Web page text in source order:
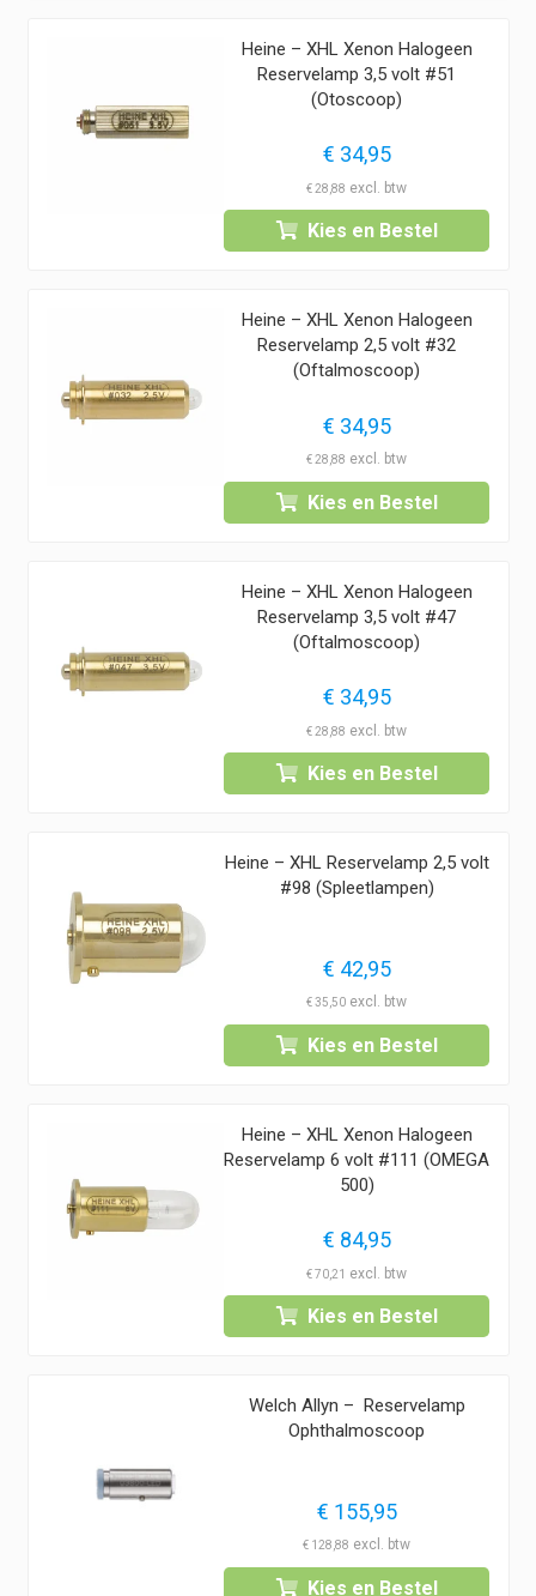
Heine – XHL Xenon Halogeen
Reservelamp 3,5 volt #51
(Otoscoop)
€ 34,95
€28,88
Kies en Bestel
Heine – XHL Xenon Halogeen
Reservelamp 2,5 volt #32
(Oftalmoscoop)
€ 34,95
€28,88
Kies en Bestel
Heine – XHL Xenon Halogeen
Reservelamp 3,5 volt #47
(Oftalmoscoop)
€ 34,95
€28,88
Kies en Bestel
Heine – XHL Reservelamp 2,5 volt
#98 (Spleetlampen)
€ 42,95
€35,50
Kies en Bestel
Heine – XHL Xenon Halogeen
Reservelamp 6 volt #111 (OMEGA
500)
€ 84,95
€70,21
Kies en Bestel
Welch Allyn – Reservelamp
Ophthalmoscoop
€ 155,95
€ 128,88
Kies en Bestel